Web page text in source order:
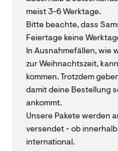
meist 3-6 Werktage.
Bitte beachte, dass
Feiertage keine
In Ausnahmefällen, wie
zur Weihnachtszeit,
kommen. Trotzdem
damit deine Bestellung
ankommt.
Unsere Pakete werden
versendet - ob
international.